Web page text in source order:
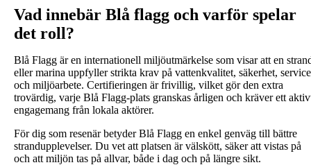
Vad innebär Blå flagg och varför spelar
det roll?
Blå Flagg är en internationell miljöutmärkelse som visar att en
eller marina uppfyller strikta krav på vattenkvalitet, säkerhet, service
och miljöarbete. Certifieringen är frivillig, vilket gör den extra
trovärdig, varje Blå Flagg-plats granskas årligen och kräver ett
engagemang från lokala aktörer.
För dig som resenär betyder Blå Flagg en enkel genväg till bättre
strandupplevelser. Du vet att platsen är välskött, säker att vistas på
och att miljön tas på allvar, både i dag och på längre sikt.